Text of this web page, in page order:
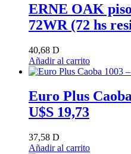
ERNE OAK
72WR (72 hs
40,68 D
Añadir al carrito
Euro Plus
U$S 19,73
37,58 D
Añadir al carrito